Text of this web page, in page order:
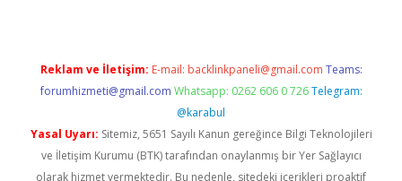
Reklam ve İletişim: E-mail: backlinkpaneli@gmail.com Teams:
forumhizmeti@gmail.com Whatsapp: 0262 606 0 726 Telegram:
@karabul
Yasal Uyarı: Sitemiz, 5651 Sayılı Kanun gereğince Bilgi Teknolojileri
ve İletişim Kurumu (BTK) tarafından onaylanmış bir Yer Sağlayıcı
olarak hizmet vermektedir. Bu nedenle, sitedeki içerikleri proaktif